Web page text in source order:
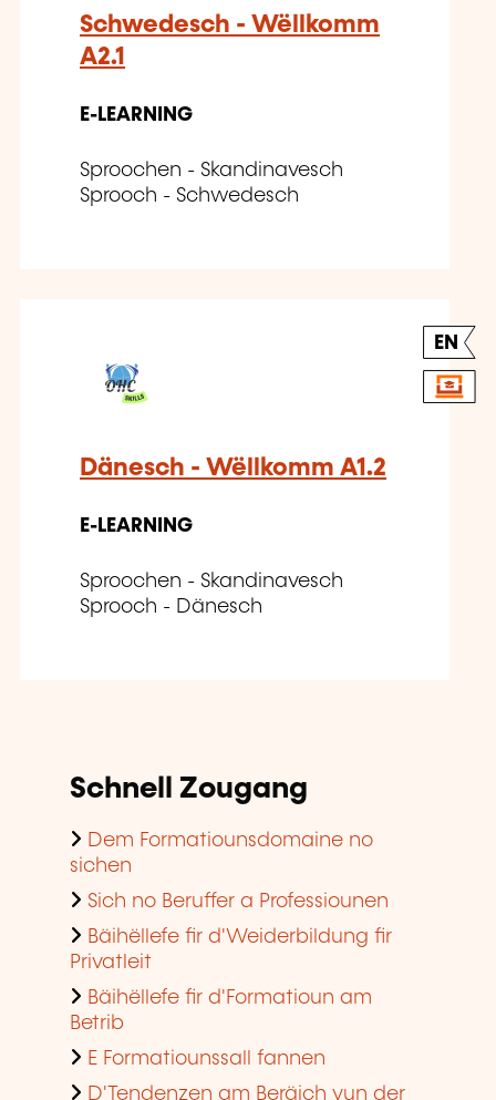
Schwedesch - Wëllkomm
A2.1
E-LEARNING
Sproochen - Skandinavesch
Sprooch - Schwedesch
EN
Dänesch - Wëllkomm A1.2
E-LEARNING
Sproochen - Skandinavesch
Sprooch - Dänesch
Schnell Zougang
Dem Formatiounsdomaine no
sichen
Sich no Beruffer a Professiounen
Bäihëllefe fir d'Weiderbildung fir
Privatleit
Bäihëllefe fir d'Formatioun am
Betrib
E Formatiounssall fannen
D'Tendenzen am Beräich vun der